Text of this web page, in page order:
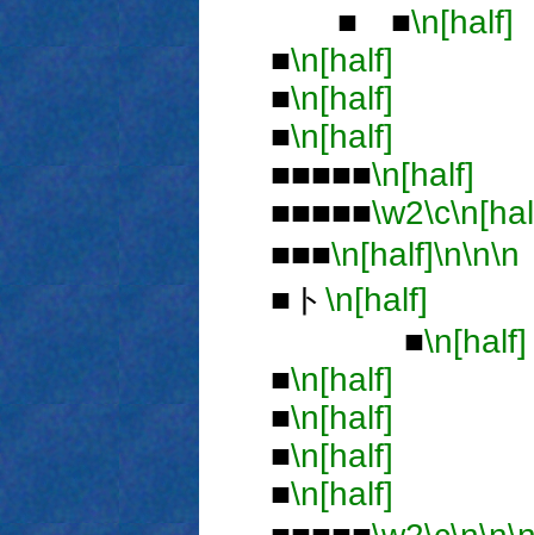
■ ■\n[half]
■\n[half]
■\n[half]
■\n[half]
■■■■■\n[half]
■■■■■\w2\c
■■■\n[half]\n\n\n
■ト \n[half]
■\n[half]
■\n[half]
■\n[half]
■\n[half]
■\n[half]